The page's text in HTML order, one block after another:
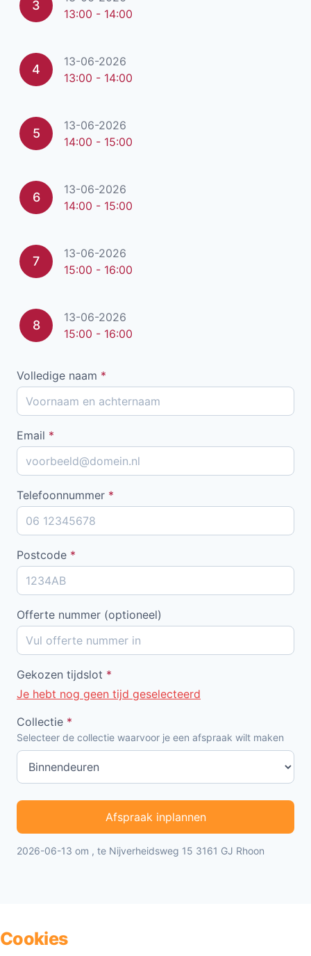
3
13:00 - 14:00
4
13-06-2026
13:00 - 14:00
5
13-06-2026
14:00 - 15:00
6
13-06-2026
14:00 - 15:00
7
13-06-2026
15:00 - 16:00
8
13-06-2026
15:00 - 16:00
Volledige naam *
Email *
Telefoonnummer *
Postcode *
Offerte nummer (optioneel)
Gekozen tijdslot *
Je hebt nog geen tijd geselecteerd
Collectie *
Selecteer de collectie waarvoor je een afspraak wilt maken
Afspraak inplannen
2026-06-13 om , te Nijverheidsweg 15 3161 GJ Rhoon
Cookies